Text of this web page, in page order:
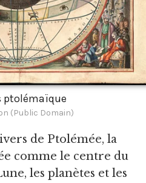
ptolémaïque
(Public Domain)
de Ptolémée, la
comme le centre du
les planètes et les